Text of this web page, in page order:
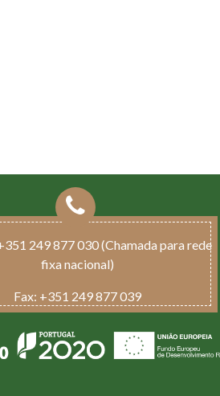
249 877 030 (Chamada para rede
fixa nacional)
Fax: +351 249 877 039